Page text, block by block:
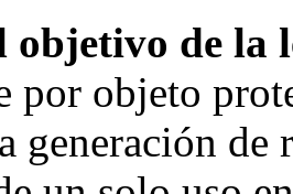
objetivo de la
por objeto
generación de